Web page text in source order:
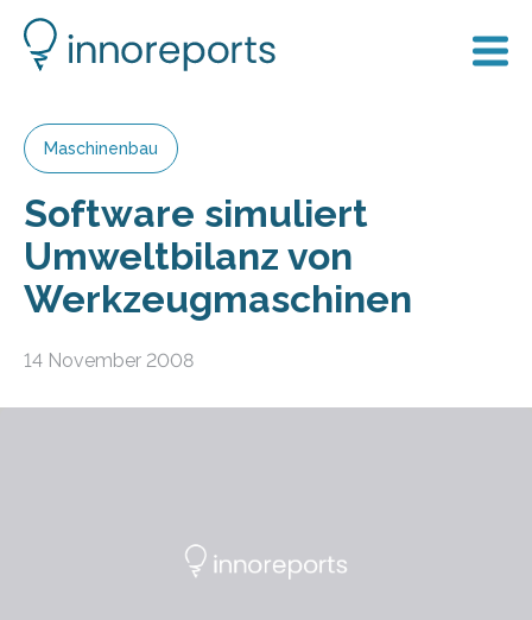
Maschinenbau
Software simuliert
Umweltbilanz von
Werkzeugmaschinen
14 November 2008